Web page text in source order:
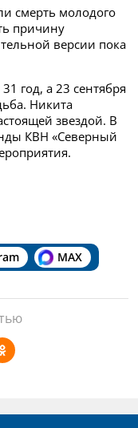
смерть молодого
причину
версии пока
год, а 23 сентября
Никита
звездой. В
КВН «Северный
MAX